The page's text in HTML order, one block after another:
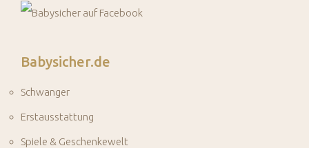
Babysicher.de
Schwanger
Erstausstattung
Spiele & Geschenkewelt